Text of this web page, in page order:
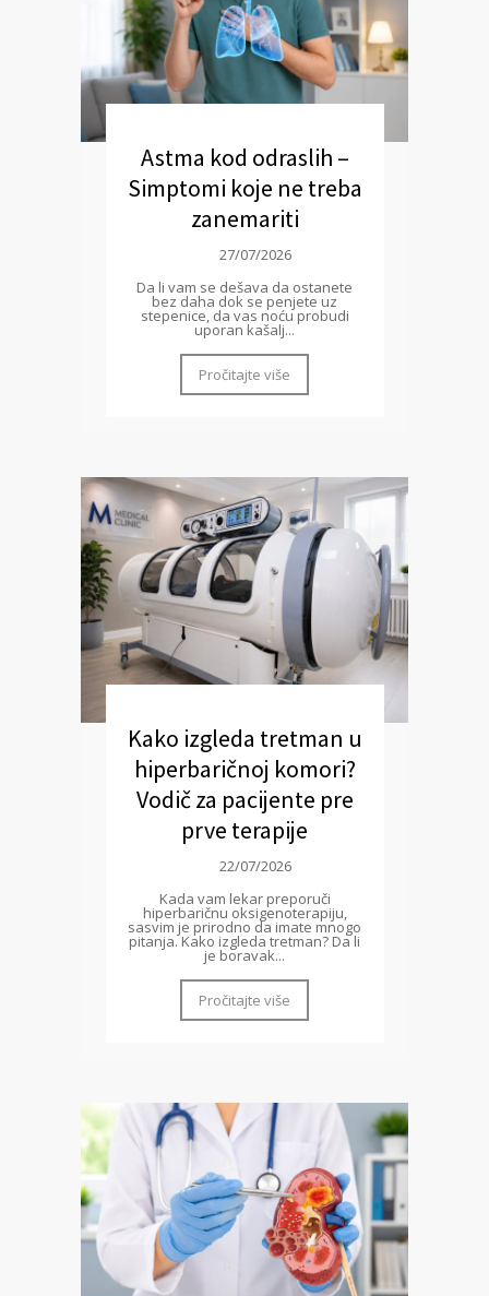
Astma kod odraslih –
Simptomi koje ne treba
zanemariti
27/07/2026
Da li vam se dešava da ostanete
bez daha dok se penjete uz
stepenice, da vas noću probudi
uporan kašalj...
Pročitajte više
Kako izgleda tretman u
hiperbaričnoj komori?
Vodič za pacijente pre
prve terapije
22/07/2026
Kada vam lekar preporuči
hiperbaričnu oksigenoterapiju,
sasvim je prirodno da imate mnogo
pitanja. Kako izgleda tretman? Da li
je boravak...
Pročitajte više